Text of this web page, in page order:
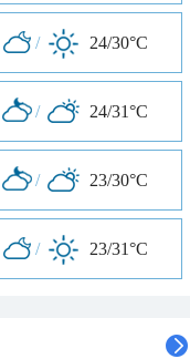
/ 24/30°C
/ 24/31°C
/ 23/30°C
/ 23/31°C